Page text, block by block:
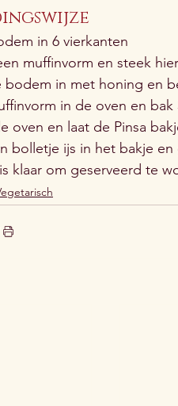
in 6 vierkanten
muffinvorm en steek
bodem in met honing en
in de oven en bak
oven en laat de Pinsa
bolletje ijs in het bakje en
klaar om geserveerd te